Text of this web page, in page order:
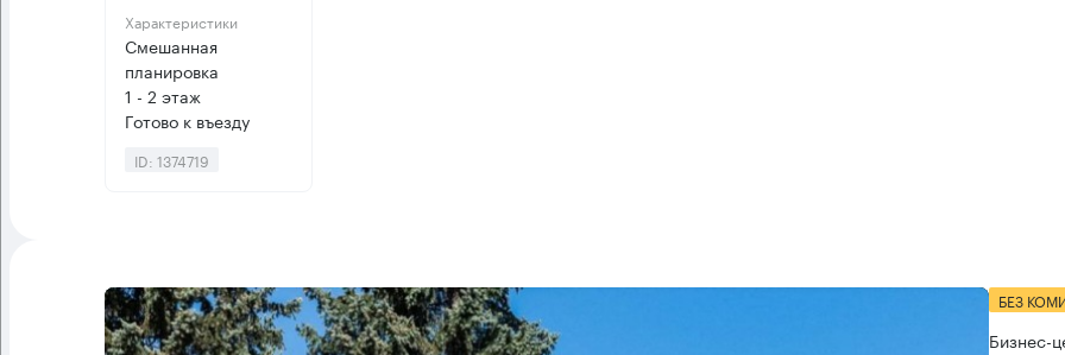
Характеристики
Смешанная
планировка
1 - 2 этаж
Готово к въезду
ID: 1374719
БЕЗ
Бизнес-